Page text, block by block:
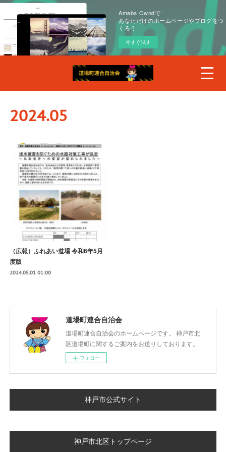
Ameba Owndで
あなただけのホームページやブログをつ
くろう
今すぐ試す
2024.05
（広報）ふれあい道場 令和6年5月
度版
2024.05.01 01:00
道場町連合自治会
道場町連合自治会のホームページです。 神戸市北
区道場町に関するご案内をお送りしております。
フォロー
神戸市公式サイト
神戸市北区トップページ